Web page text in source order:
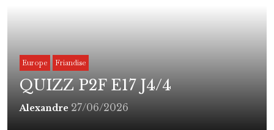
Europe Friandise
QUIZZ P2F E17 J4/4
Alexandre 27/06/2026